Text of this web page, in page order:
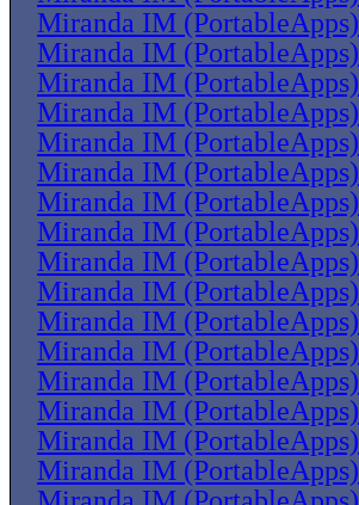
Miranda IM (PortableApps)
Miranda IM (PortableApps)
Miranda IM (PortableApps)
Miranda IM (PortableApps)
Miranda IM (PortableApps)
Miranda IM (PortableApps)
Miranda IM (PortableApps)
Miranda IM (PortableApps)
Miranda IM (PortableApps)
Miranda IM (PortableApps)
Miranda IM (PortableApps)
Miranda IM (PortableApps)
Miranda IM (PortableApps)
Miranda IM (PortableApps)
Miranda IM (PortableApps)
Miranda IM (PortableApps)